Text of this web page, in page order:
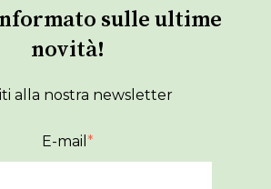
sulle ultime
novità!
alla nostra newsletter
E-mail *